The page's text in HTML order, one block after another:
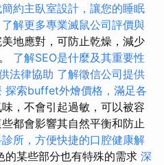
約主臥室設計，讓您的睡眠
解更多專業滅鼠公司評價與
地應對，可防止乾燥，減少
了解SEO是什麼及其重要性
法律協助 了解徵信公司提供
探索buffet外燴價格，滿足各
，不會引起過敏，可以被容
都會影響其自然平衡和防止
所，方便快捷的口腔健康解
的某些部分也有特殊的需求 深